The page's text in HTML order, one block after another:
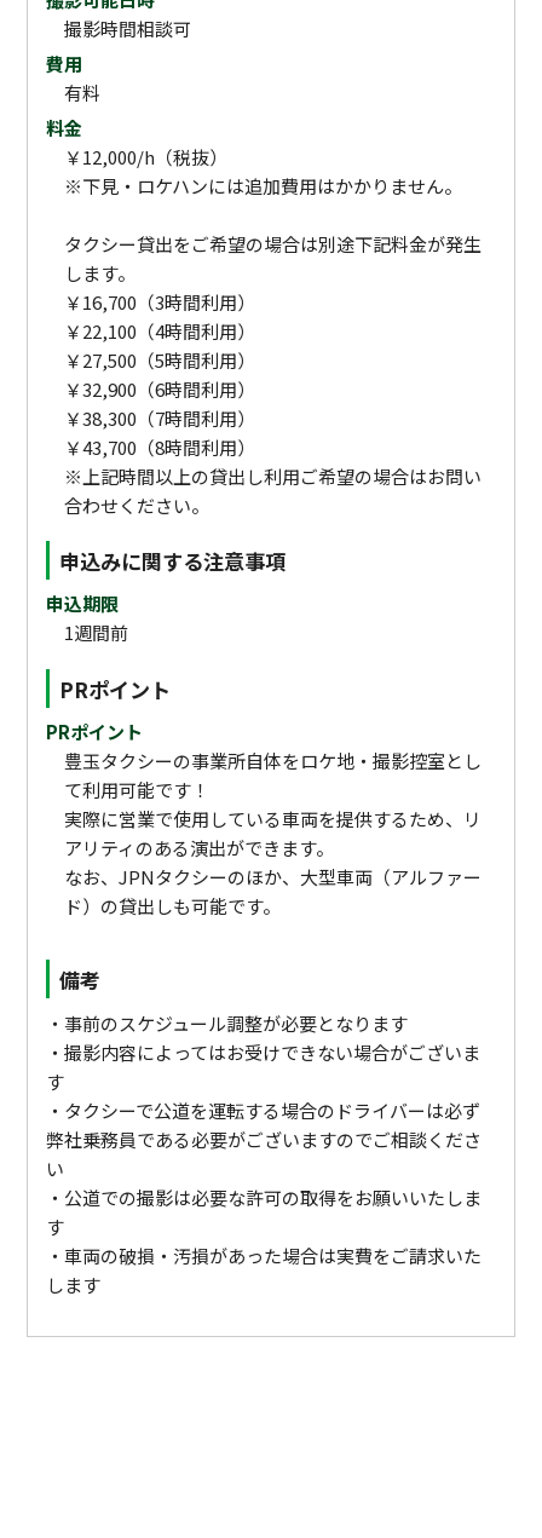
撮影時間相談可
費用
有料
料金
￥12,000/h（税抜）
※下見・ロケハンには追加費用はかかりません。
タクシー貸出をご希望の場合は別途下記料金が発生
します。
￥16,700（3時間利用）
￥22,100（4時間利用）
￥27,500（5時間利用）
￥32,900（6時間利用）
￥38,300（7時間利用）
￥43,700（8時間利用）
※上記時間以上の貸出し利用ご希望の場合はお問い
合わせください。
申込みに関する注意事項
申込期限
1週間前
PRポイント
PRポイント
豊玉タクシーの事業所自体をロケ地・撮影控室とし
て利用可能です！
実際に営業で使用している車両を提供するため、リ
アリティのある演出ができます。
なお、JPNタクシーのほか、大型車両（アルファー
ド）の貸出しも可能です。
備考
・事前のスケジュール調整が必要となります
・撮影内容によってはお受けできない場合がございま
す
・タクシーで公道を運転する場合のドライバーは必ず
弊社乗務員である必要がございますのでご相談くださ
い
・公道での撮影は必要な許可の取得をお願いいたしま
す
・車両の破損・汚損があった場合は実費をご請求いた
します